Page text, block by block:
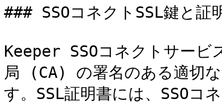
### SSOコネクトSSL鍵と証
Keeper SSOコネクトサービ
局 (CA) の署名のある適切
す。SSL証明書には、SSO